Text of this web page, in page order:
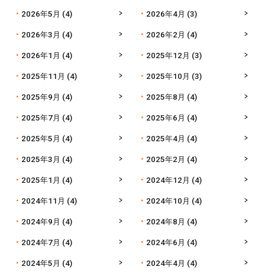
2026年5月 (4) 2026年4月 (3)
2026年3月 (4) 2026年2月 (4)
2026年1月 (4) 2025年12月 (3)
2025年11月 (4) 2025年10月 (3)
2025年9月 (4) 2025年8月 (4)
2025年7月 (4) 2025年6月 (4)
2025年5月 (4) 2025年4月 (4)
2025年3月 (4) 2025年2月 (4)
2025年1月 (4) 2024年12月 (4)
2024年11月 (4) 2024年10月 (4)
2024年9月 (4) 2024年8月 (4)
2024年7月 (4) 2024年6月 (4)
2024年5月 (4) 2024年4月 (4)